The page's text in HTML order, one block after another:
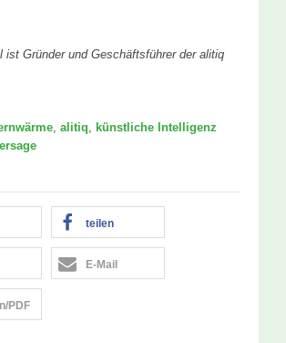
ist Gründer und Geschäftsführer der alitiq
alitiq
künstliche Intelligenz
teilen
E-Mail
PDF